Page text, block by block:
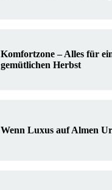
Komfortzone – Alles für
gemütlichen Herbst
Wenn Luxus auf Almen